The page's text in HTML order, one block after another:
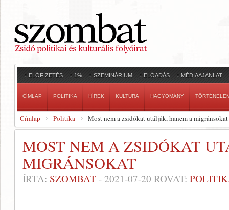
ELŐFIZETÉS 1% SZEMINÁRIUM ELŐADÁS MÉDIAAJÁNLAT
CÍMLAP POLITIKA HÍREK KULTÚRA HAGYOMÁNY
Címlap Politika Most nem a zsidókat utálják, hanem a migránsokat
MOST NEM A ZSIDÓKAT
MIGRÁNSOKAT
ÍRTA: SZOMBAT - 2021-07-20 ROVAT: